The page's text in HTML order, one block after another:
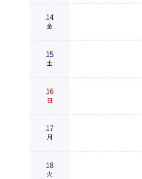
14
金
15
土
16
日
17
月
18
火